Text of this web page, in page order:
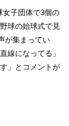
子団体で3個の
球の始球式で見
が集まってい
線になってる」
」とコメントが